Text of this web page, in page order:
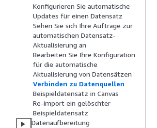
Konfigurieren Sie automatische
Updates für einen Datensatz
Sehen Sie sich Ihre Aufträge zur
automatischen Datensatz-
Aktualisierung an
Bearbeiten Sie Ihre Konfiguration
für die automatische
Aktualisierung von Datensätzen
Verbinden zu Datenquellen
Beispieldatensatz in Canvas
Re-import ein gelöschter
Beispieldatensatz
Datenaufbereitung